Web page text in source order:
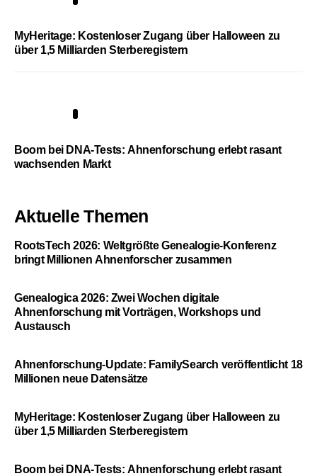
MyHeritage: Kostenloser Zugang über Halloween zu
über 1,5 Milliarden Sterberegistern
Boom bei DNA-Tests: Ahnenforschung erlebt rasant
wachsenden Markt
Aktuelle Themen
RootsTech 2026: Weltgrößte Genealogie-Konferenz
bringt Millionen Ahnenforscher zusammen
Genealogica 2026: Zwei Wochen digitale
Ahnenforschung mit Vorträgen, Workshops und
Austausch
Ahnenforschung-Update: FamilySearch veröffentlicht 18
Millionen neue Datensätze
MyHeritage: Kostenloser Zugang über Halloween zu
über 1,5 Milliarden Sterberegistern
Boom bei DNA-Tests: Ahnenforschung erlebt rasant